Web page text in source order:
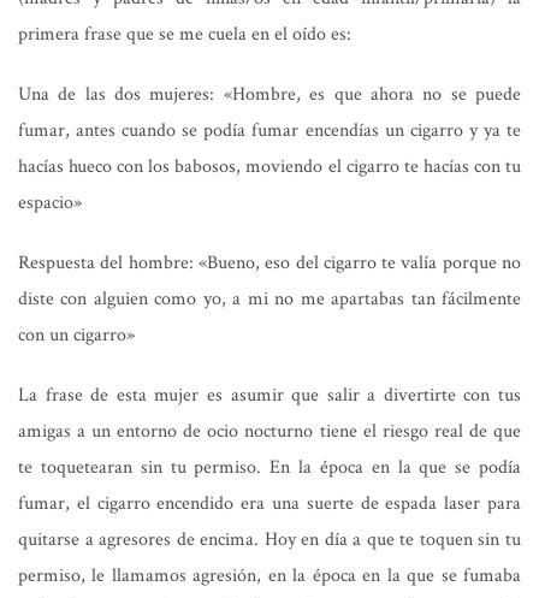
primera frase que se me cuela en el oído es:
Una de las dos mujeres: «Hombre, es que ahora no se puede
fumar, antes cuando se podía fumar encendías un cigarro y ya te
hacías hueco con los babosos, moviendo el cigarro te hacías con tu
espacio»
Respuesta del hombre: «Bueno, eso del cigarro te valía porque no
diste con alguien como yo, a mi no me apartabas tan fácilmente
con un cigarro»
La frase de esta mujer es asumir que salir a divertirte con tus
amigas a un entorno de ocio nocturno tiene el riesgo real de que
te toquetearan sin tu permiso. En la época en la que se podía
fumar, el cigarro encendido era una suerte de espada laser para
quitarse a agresores de encima. Hoy en día a que te toquen sin tu
permiso, le llamamos agresión, en la época en la que se fumaba